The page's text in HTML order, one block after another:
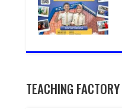
TEACHING FACTORY